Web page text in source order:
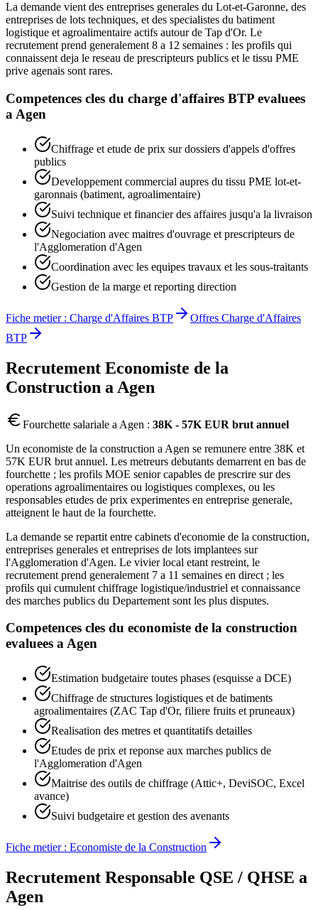
La demande vient des entreprises generales du Lot-et-Garonne, des
entreprises de lots techniques, et des specialistes du batiment
logistique et agroalimentaire actifs autour de Tap d'Or. Le
recrutement prend generalement 8 a 12 semaines : les profils qui
connaissent deja le reseau de prescripteurs publics et le tissu PME
prive agenais sont rares.
Competences cles du charge d'affaires BTP evaluees
a Agen
Chiffrage et etude de prix sur dossiers d'appels d'offres
publics
Developpement commercial aupres du tissu PME lot-et-
garonnais (batiment, agroalimentaire)
Suivi technique et financier des affaires jusqu'a la livraison
Negociation avec maitres d'ouvrage et prescripteurs de
l'Agglomeration d'Agen
Coordination avec les equipes travaux et les sous-traitants
Gestion de la marge et reporting direction
Fiche metier : Charge d'Affaires BTP Offres Charge d'Affaires
BTP
Recrutement Economiste de la
Construction a Agen
Fourchette salariale a Agen : 38K - 57K EUR brut annuel
Un economiste de la construction a Agen se remunere entre 38K et
57K EUR brut annuel. Les metreurs debutants demarrent en bas de
fourchette ; les profils MOE senior capables de prescrire sur des
operations agroalimentaires ou logistiques complexes, ou les
responsables etudes de prix experimentes en entreprise generale,
atteignent le haut de la fourchette.
La demande se repartit entre cabinets d'economie de la construction,
entreprises generales et entreprises de lots implantees sur
l'Agglomeration d'Agen. Le vivier local etant restreint, le
recrutement prend generalement 7 a 11 semaines en direct ; les
profils qui cumulent chiffrage logistique/industriel et connaissance
des marches publics du Departement sont les plus disputes.
Competences cles du economiste de la construction
evaluees aAgen
Estimation budgetaire toutes phases (esquisse a DCE)
Chiffrage de structures logistiques et de batiments
agroalimentaires (ZAC Tap d'Or, filiere fruits et pruneaux)
Realisation des metres et quantitatifs detailles
Etudes de prix et reponse aux marches publics de
l'Agglomeration d'Agen
Maitrise des outils de chiffrage (Attic+, DeviSOC, Excel
avance)
Suivi budgetaire et gestion des avenants
Fiche metier : Economiste de la Construction
Recrutement Responsable QSE / QHSE a
Agen